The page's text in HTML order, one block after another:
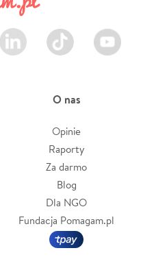
LinkedIn TikTok Youtube
O nas
Opinie
Raporty
Za darmo
Blog
Dla NGO
Fundacja Pomagam.pl